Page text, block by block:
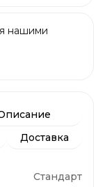
нашими
Доставка
Стандарт